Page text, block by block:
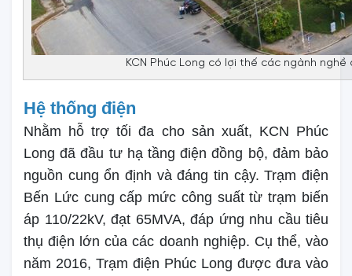
KCN Phúc Long có lợi thế các ngành
Hệ thống điện
Nhằm hỗ trợ tối đa cho sản xuất, KCN Phúc
Long đã đầu tư hạ tầng điện đồng bộ, đảm bảo
nguồn cung ổn định và đáng tin cậy. Trạm điện
Bến Lức cung cấp mức công suất từ trạm biến
áp 110/22kV, đạt 65MVA, đáp ứng nhu cầu tiêu
thụ điện lớn của các doanh nghiệp. Cụ thể, vào
năm 2016, Trạm điện Phúc Long được đưa vào